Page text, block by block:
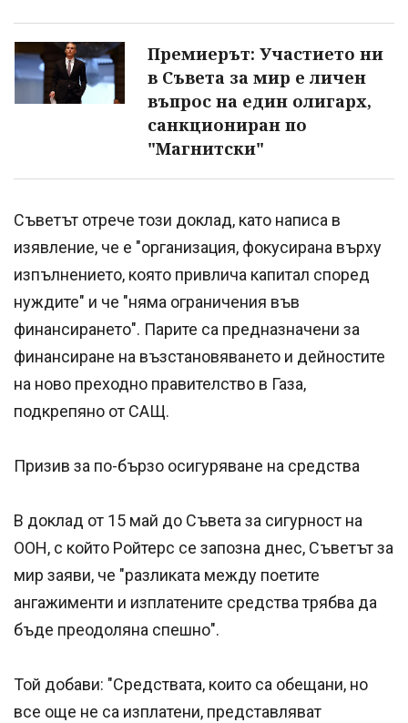
Премиерът: Участието ни
в Съвета за мир е личен
въпрос на един олигарх,
санкциониран по
"Магнитски"
Съветът отрече този доклад, като написа в
изявление, че е "организация, фокусирана върху
изпълнението, която привлича капитал според
нуждите" и че "няма ограничения във
финансирането". Парите са предназначени за
финансиране на възстановяването и дейностите
на ново преходно правителство в Газа,
подкрепяно от САЩ.
Призив за по-бързо осигуряване на средства
В доклад от 15 май до Съвета за сигурност на
ООН, с който Ройтерс се запозна днес, Съветът за
мир заяви, че "разликата между поетите
ангажименти и изплатените средства трябва да
бъде преодоляна спешно".
Той добави: "Средствата, които са обещани, но
все още не са изплатени, представляват